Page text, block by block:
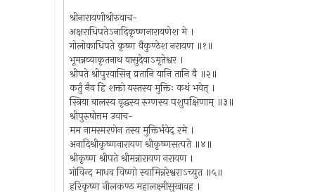
श्रीनारायणीश्रीरुवाच-
अक्षराधिपतेऽनादिकृष्णनारायणेश मे ।
गोलोकाधिपते कृष्ण वैकुण्ठेश नरायण ॥१॥
भूमन्नव्याकृतनाथ वासुदेवाऽमृतेश्वर ।
श्रीपते श्रीपुरवासिन् व्रतानि यानि तानि वै ॥२॥
कर्तुं नैव हि शक्तो यस्तस्य मुक्तिः कथं भवेत् ।
स्त्रिया बालस्य वृद्धस्य रुग्णस्य पशुपक्षिणाम् ॥३॥
श्रीपुरुषोत्तम उवाच-
मम नामस्मरणेन तस्य मुक्तिर्भवेद् रमे ।
अनादिश्रीकृष्णनारायण श्रीकृष्णसत्पते ॥४॥
श्रीकृष्ण श्रीपते श्रीमन्नारायण नरायण ।
गोविन्द माधव विष्णो स्वामिन्नरेश्वराऽच्युत ॥५॥
हरिकृष्ण नीलकण्ठ महालक्ष्मीसुखावह ।